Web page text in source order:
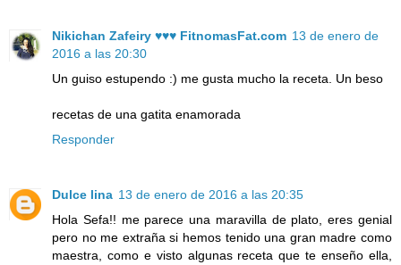
Nikichan Zafeiry ♥♥♥ FitnomasFat.com 13 de enero de
2016 a las 20:30
Un guiso estupendo :) me gusta mucho la receta. Un beso
recetas de una gatita enamorada
Responder
Dulce lina 13 de enero de 2016 a las 20:35
Hola Sefa!! me parece una maravilla de plato, eres genial
pero no me extraña si hemos tenido una gran madre como
maestra, como e visto algunas receta que te enseño ella,